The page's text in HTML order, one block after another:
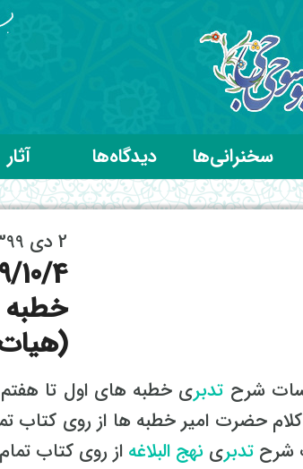
سخنرانی‌ها دیدگاه‌ها آثار
2 دی 1399
شرح تدبری خطبه های اول تا
حضرت امیر خطبه ها از روی کتاب
شرحتدبرینهج البلاغه از روی کتاب